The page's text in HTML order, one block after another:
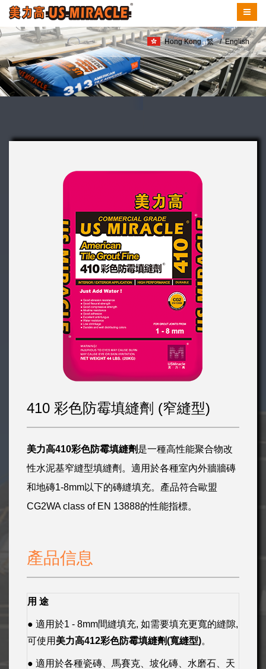
Hong Kong 繁 / English
410 彩色防霉填縫劑 (窄縫型)
美力高410彩色防霉填縫劑是一種高性能聚合物改
性水泥基窄縫型填縫劑。適用於各種室內外牆牆磚
和地磚1-8mm以下的磚縫填充。產品符合歐盟
CG2WA class of EN 13888的性能指標。
產品信息
用 途
● 適用於1 - 8mm間縫填充, 如需要填充更寬的縫隙,
可使用 美力高412彩色防霉填縫劑(寬縫型)。
● 適用於各種瓷磚、馬賽克、坡化磚、水磨石、天